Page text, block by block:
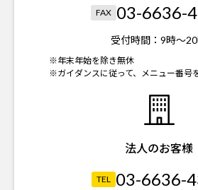
FAX 03-6636-
受付時間： 9時～
※年末年始を除き無休
※ガイダンスに従って、メニュー番号
法人のお客様
TEL 03-6636-